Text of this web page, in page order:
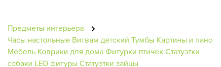
Предметы интерьера
Часы настольные Вигвам детский Тумбы Картины и пано
Мебель Коврики для домаФигурки птичекСтатуэтки
собаки LED фигурыСтатуэтки зайцы